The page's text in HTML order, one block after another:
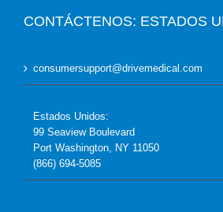
CONTÁCTENOS: ESTADOS
consumersupport@drivemedical.com
Estados Unidos:
99 Seaview Boulevard
Port Washington, NY 11050
(866) 694-5085